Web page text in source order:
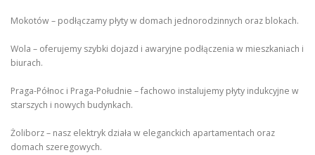
Mokotów – podłączamy płyty w domach jednorodzinnych oraz blokach.
Wola – oferujemy szybki dojazd i awaryjne podłączenia w mieszkaniach i
biurach.
Praga-Północ i Praga-Południe – fachowo instalujemy płyty indukcyjne w
starszych i nowych budynkach.
Żoliborz – nasz elektryk działa w eleganckich apartamentach oraz
domach szeregowych.